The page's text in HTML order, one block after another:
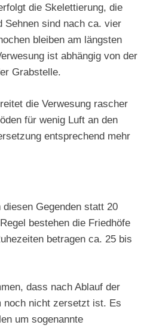
die Skelettierung, die
Sehnen sind nach ca. vier
bleiben am längsten
ist abhängig von der
Grabstelle.
die Verwesung rascher
für wenig Luft an den
entsprechend mehr
Gegenden statt 20
bestehen die Friedhöfe
betragen ca. 25 bis
dass nach Ablauf der
noch nicht zersetzt ist. Es
um sogenannte